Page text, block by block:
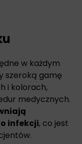
w każdym
szeroką gamę
i kolorach,
medycznych.
infekcji, co jest